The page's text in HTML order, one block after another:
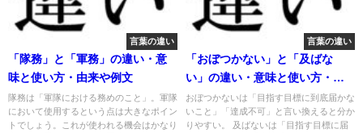
言葉の違い
「隊務」と「軍務」の違い・意
味と使い方・由来や例文
隊務は「軍隊における務めのこと」。軍隊
において使用するという点は大きなポイン
トでしょう。これが使われる機会はかなり
言葉の違い
「おぼつかない」と「及ばな
い」の違い・意味と使い方・由
来や例文
おぼつかないは「目指す目標に到底届かな
いこと」「達成不可」と言い換えると分か
りやすい。 及ばないは「目指す目標に届